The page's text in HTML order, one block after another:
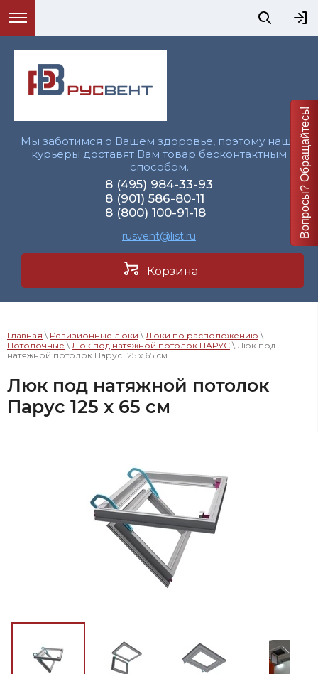
Мы заботимся о Вашем здоровье, поэтому наши
курьеры доставят Вам товар бесконтактным
способом.
8 (495) 984-33-93
8 (901) 586-80-11
8 (800) 100-91-18
rusvent@list.ru
Корзина
Главная \ Ревизионные люки \ Люки по расположению \
Потолочные \ Люк под натяжной потолок ПАРУС \ Люк под
натяжной потолок Парус 125 x 65 см
Люк под натяжной потолок
Парус 125 x 65 см
Вопросы? Обращайтесь!